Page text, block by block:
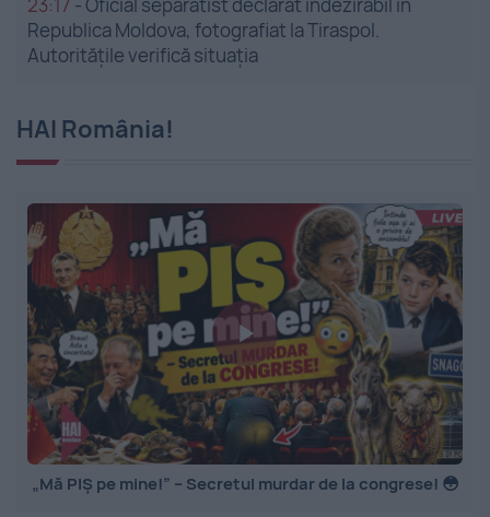
Republica Moldova, fotografiat la Tiraspol.
Autoritățile verifică situația
HAI România!
„Mă PIȘ pe mine!” – Secretul murdar de la congrese! 😳